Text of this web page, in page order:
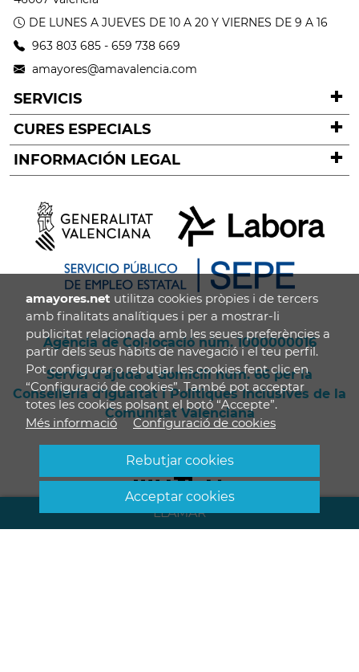
DE LUNES A JUEVES DE 10 A 20 Y VIERNES DE 9 A 16
963 803 685 - 659 738 669
amayores@amavalencia.com
SERVICIS
CURES ESPECIALS
INFORMACIÓN LEGAL
Agència de Col·locació núm. 1000000016
Servei d'ajuda a domicili núm. 66 per la
Conselleria d'Igualtat i Polítiques Inclusives de la
Comunitat Valenciana
LLAMAR
amayores.net utilitza cookies pròpies i de tercers
amb finalitats analítiques i per a mostrar-li
publicitat relacionada amb les seues preferències a
partir dels seus hàbits de navegació i el teu perfil.
Pot configurar o rebutjar les cookies fent clic en
“Configuració de cookies”. També pot acceptar
totes les cookies polsant el botó “Accepte”.
Més informació